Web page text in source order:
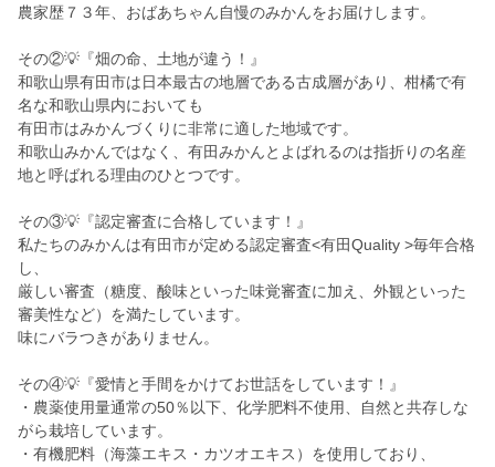
農家歴７３年、おばあちゃん自慢のみかんをお届けします。
その②💡『畑の命、土地が違う！』
和歌山県有田市は日本最古の地層である古成層があり、柑橘で有
名な和歌山県内においても
有田市はみかんづくりに非常に適した地域です。
和歌山みかんではなく、有田みかんとよばれるのは指折りの名産
地と呼ばれる理由のひとつです。
その③💡『認定審査に合格しています！』
私たちのみかんは有田市が定める認定審査<有田Quality >毎年合格
し、
厳しい審査（糖度、酸味といった味覚審査に加え、外観といった
審美性など）を満たしています。
味にバラつきがありません。
その④💡『愛情と手間をかけてお世話をしています！』
・農薬使用量通常の50％以下、化学肥料不使用、自然と共存しな
がら栽培しています。
・有機肥料（海藻エキス・カツオエキス）を使用しており、